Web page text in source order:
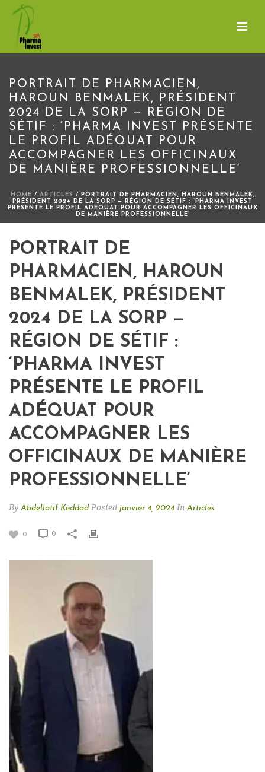
PORTRAIT DE PHARMACIEN,
HAROUN BENMALEK, PRÉSIDENT
2024 DE LA SORP — RÉGION DE
SÉTIF : ‘PHARMA INVEST PRÉSENTE
LE PROFIL ADÉQUAT POUR
ACCOMPAGNER LES OFFICINAUX
DE MANIÈRE PROFESSIONNELLE‘
HOME / ARTICLES / PORTRAIT DE PHARMACIEN, HAROUN BENMALEK,
PRÉSIDENT 2024 DE LA SORP — RÉGION DE SÉTIF : ‘PHARMA INVEST
PRÉSENTE LE PROFIL ADÉQUAT POUR ACCOMPAGNER LES OFFICINAUX
DE MANIÈRE PROFESSIONNELLE‘
PORTRAIT DE
PHARMACIEN, HAROUN
BENMALEK, PRÉSIDENT
2024 DE LA SORP —
RÉGION DE SÉTIF :
‘PHARMA INVEST
PRÉSENTE LE PROFIL
ADÉQUAT POUR
ACCOMPAGNER LES
OFFICINAUX DE MANIÈRE
PROFESSIONNELLE‘
By Abdellatif Keddad Posted janvier 4, 2024 In Articles
0 0